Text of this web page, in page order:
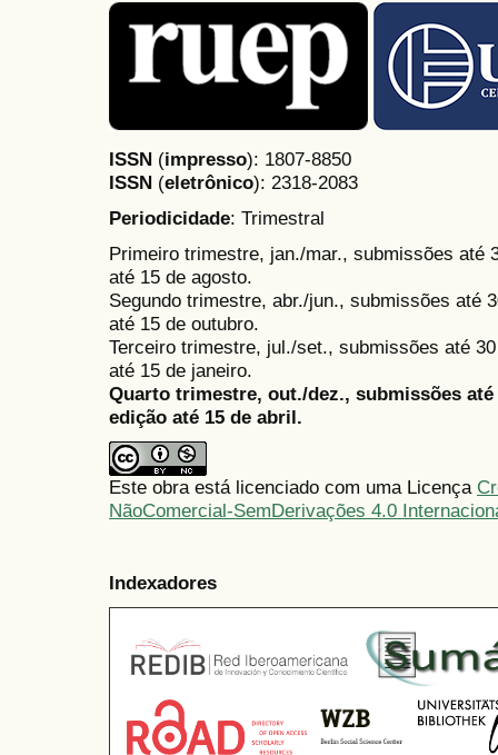
ISSN (impresso): 1807-8850
ISSN (eletrônico): 2318-2083
Periodicidade: Trimestral
Primeiro trimestre, jan./mar., submissões até
até 15 de agosto.
Segundo trimestre, abr./jun., submissões até
até 15 de outubro.
Terceiro trimestre, jul./set., submissões até
até 15 de janeiro.
Quarto trimestre, out./dez., submissões
edição até 15 de abril.
Este obra está licenciado com uma Licença
NãoComercial-SemDerivações 4.0
Indexadores